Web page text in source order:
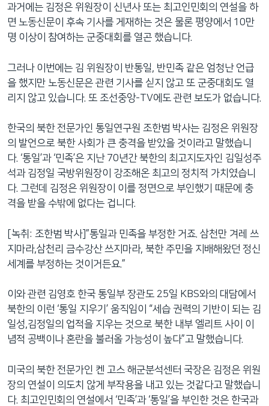
과거에는 김정은 위원장이 신년사 또는 최고인민회의 연설을 하
면 노동신문이 후속 기사를 게재하는 것은 물론 평양에서 10만
명 이상이 참여하는 군중대회를 열곤 했습니다.
그러나 이번에는 김 위원장이 반통일, 반민족 같은 엄청난 언급
을 했지만 노동신문은 관련 기사를 싣지 않고 또 군중대회도 열
리지 않고 있습니다. 또 조선중앙-TV에도 관련 보도가 없습니다.
한국의 북한 전문가인 통일연구원 조한범 박사는 김정은 위원장
의 발언으로 북한 사회가 큰 충격을 받았을 것이라고 말했습니
다. ‘통일’과 ‘민족’은 지난 70년간 북한의 최고지도자인 김일성주
석과 김정일 국방위원장이 강조해온 최고의 정치적 가치였습니
다. 그런데 김정은 위원장이 이를 정면으로 부인했기 때문에 충
격을 받을 수밖에 없다는 겁니다.
[녹취: 조한범 박사]”통일과 민족을 부정한 거죠. 삼천만 겨레 쓰
지마라,삼천리 금수강산 쓰지마라, 북한 주민을 지배해왔던 정신
세계를 부정하는 것이거든요.”
이와 관련 김영호 한국 통일부 장관도 25일 KBS와의 대담에서
북한의 이런 ‘통일 지우기’ 움직임이 “세습 권력의 기반이 되는 김
일성,김정일의 업적을 지우는 것으로 북한 내부 엘리트 사이 이
념적 공백이나 혼란을 불러올 가능성이 높다”고 말했습니다.
미국의 북한 전문가인 켄 고스 해군분석센터 국장은 김정은 위원
장의 연설이 의도치 않게 부작용을 내고 있는 것같다고 말했습니
다. 최고인민회의 연설에서 ‘민족’과 ‘통일’을 부인한 것은 한국과